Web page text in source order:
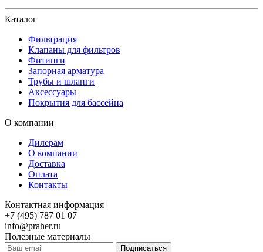
Каталог
Фильтрация
Клапаны для фильтров
Фитинги
Запорная арматура
Трубы и шланги
Аксессуары
Покрытия для бассейна
О компании
Дилерам
О компании
Доставка
Оплата
Контакты
Контактная информация
+7 (495) 787 01 07
info@praher.ru
Полезные материалы
Подписаться